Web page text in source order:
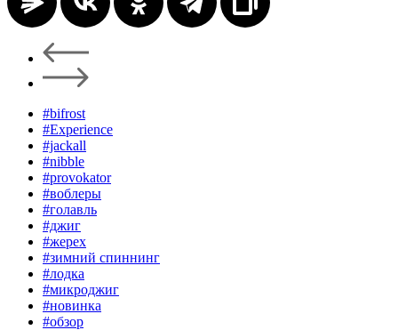
#bifrost
#Experience
#jackall
#nibble
#provokator
#воблеры
#голавль
#джиг
#жерех
#зимний спиннинг
#лодка
#микроджиг
#новинка
#обзор